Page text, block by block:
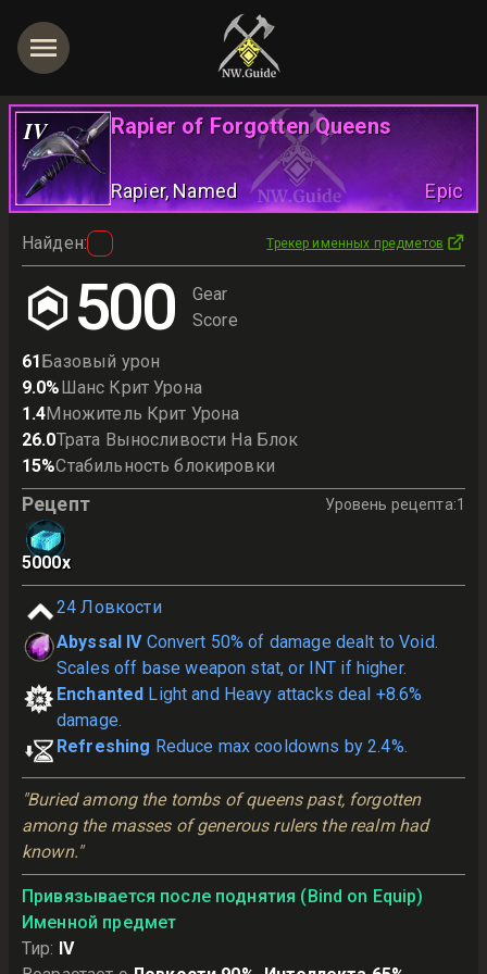
IV Rapier of Forgotten Queens
Rapier, Named Epic
Найден: Трекер именных предметов
500
Gear
Score
61Базовый урон
9.0%Шанс Крит Урона
1.4Множитель Крит Урона
26.0Трата Выносливости На Блок
15%Стабильность блокировки
Рецепт Уровень рецепта:1
5000x
24 Ловкости
Abyssal IV Convert 50% of damage dealt to Void.
Scales off base weapon stat, or INT if higher.
Enchanted Light and Heavy attacks deal +8.6%
damage.
Refreshing Reduce max cooldowns by 2.4%.
"Buried among the tombs of queens past, forgotten
among the masses of generous rulers the realm had
known."
Привязывается после поднятия (Bind on Equip)
Именной предмет
Тир: IV